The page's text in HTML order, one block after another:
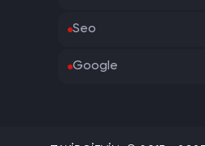
Seo
Google